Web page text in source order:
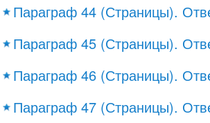
Параграф 44 (Страницы).
Параграф 45 (Страницы).
Параграф 46 (Страницы).
Параграф 47 (Страницы).